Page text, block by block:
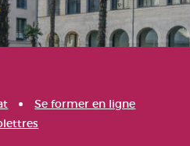
Se former en ligne